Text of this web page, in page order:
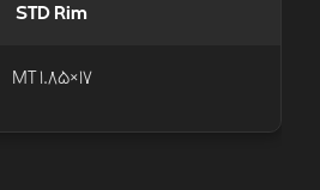
STD Rim
17×1.85 MT